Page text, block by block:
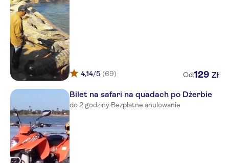
HOTEL BRAVO DJERBA
Iberostar Selection Eolia
Jardins de Toumana
Sentido Djerba Beach
Yadis Djerba Golf Thalasso &
Club Marmara Dar Jerba -
Narjess
Seabel Aladin Hotel
4,14/5 (69) Od:129 Zł
Bilet na safari na quadach po Dżerbie
do 2 godziny·Bezpłatne anulowanie